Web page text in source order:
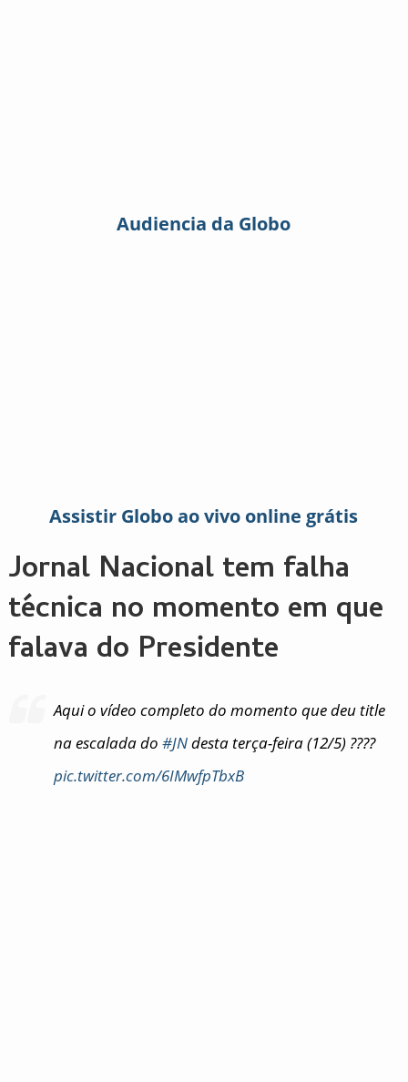
Audiencia da Globo
Assistir Globo ao vivo online grátis
Jornal Nacional tem falha
técnica no momento em que
falava do Presidente
Aqui o vídeo completo do momento que deu title
na escalada do #JNdesta terça-feira (12/5) ????
pic.twitter.com/6IMwfpTbxB